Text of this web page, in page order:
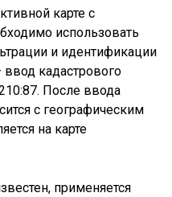
карте с
использовать
и идентификации
кадастрового
После ввода
с географическим
на карте
применяется